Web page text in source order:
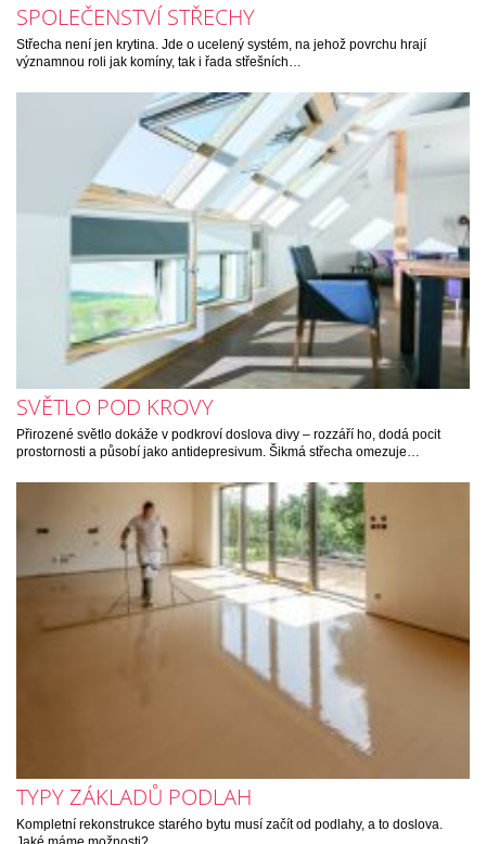
SPOLEČENSTVÍ STŘECHY
Střecha není jen krytina. Jde o ucelený systém, na jehož povrchu hrají
významnou roli jak komíny, tak i řada střešních…
SVĚTLO POD KROVY
Přirozené světlo dokáže v podkroví doslova divy – rozzáří ho, dodá pocit
prostornosti a působí jako antidepresivum. Šikmá střecha omezuje…
TYPY ZÁKLADŮ PODLAH
Kompletní rekonstrukce starého bytu musí začít od podlahy, a to doslova.